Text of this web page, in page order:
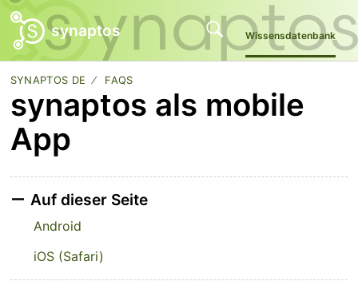
synaptos Wissensdatenbank
SYNAPTOS DE FAQS
synaptos als mobile
App
Auf dieser Seite
Android
iOS (Safari)